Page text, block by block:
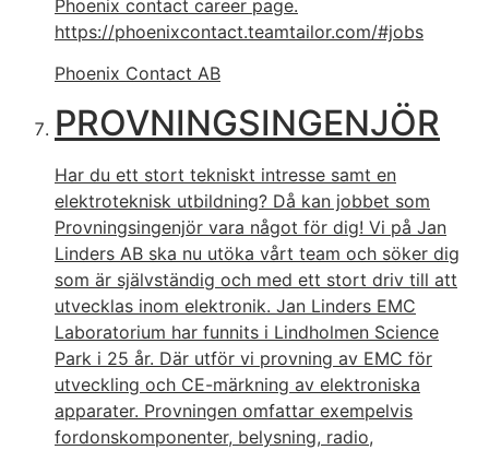
Phoenix contact career page.
https://phoenixcontact.teamtailor.com/#jobs
Phoenix Contact AB
PROVNINGSINGENJÖR
Har du ett stort tekniskt intresse samt en
elektroteknisk utbildning? Då kan jobbet som
Provningsingenjör vara något för dig! Vi på Jan
Linders AB ska nu utöka vårt team och söker dig
som är självständig och med ett stort driv till att
utvecklas inom elektronik. Jan Linders EMC
Laboratorium har funnits i Lindholmen Science
Park i 25 år. Där utför vi provning av EMC för
utveckling och CE-märkning av elektroniska
apparater. Provningen omfattar exempelvis
fordonskomponenter, belysning, radio,